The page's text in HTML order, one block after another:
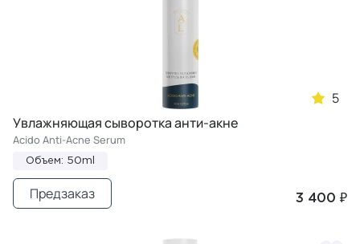
5
Увлажняющая сыворотка анти-акне
Acido Anti-Acne Serum
Объем: 50ml
3 400 ₽
Предзаказ